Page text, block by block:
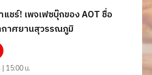
ชร์! เพจเฟซบุ๊กของ AOT ชื่อ
กาศยานสุวรรณภูมิ
15:00 น.